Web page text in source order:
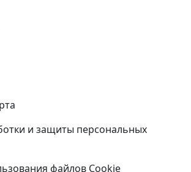
и защиты персональных
файлов Cookie